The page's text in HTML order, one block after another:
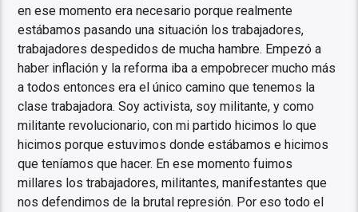
en ese momento era necesario porque realmente
estábamos pasando una situación los trabajadores,
trabajadores despedidos de mucha hambre. Empezó a
haber inflación y la reforma iba a empobrecer mucho más
a todos entonces era el único camino que tenemos la
clase trabajadora. Soy activista, soy militante, y como
militante revolucionario, con mi partido hicimos lo que
hicimos porque estuvimos donde estábamos e hicimos
que teníamos que hacer. En ese momento fuimos
millares los trabajadores, militantes, manifestantes que
nos defendimos de la brutal represión. Por eso todo el